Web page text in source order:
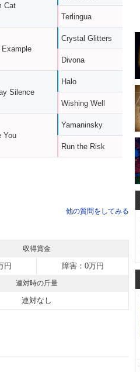
Cat
Example
Silence
You
Terlingua
Crystal Glitters
Divona
Halo
Wishing Well
Yamaninsky
Run the Risk
他の質問をしてみる
収得賞金
円 障害：0万円
連対時の斤量
連対なし